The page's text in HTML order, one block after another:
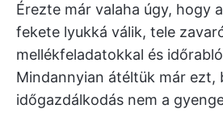
Érezte már valaha úgy, hogy
fekete lyukká válik, tele
mellékfeladatokkal és
Mindannyian átéltük már ezt,
időgazdálkodás nem a